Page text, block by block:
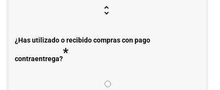
¿Has utilizado o recibido compras con pago
contraentrega?*